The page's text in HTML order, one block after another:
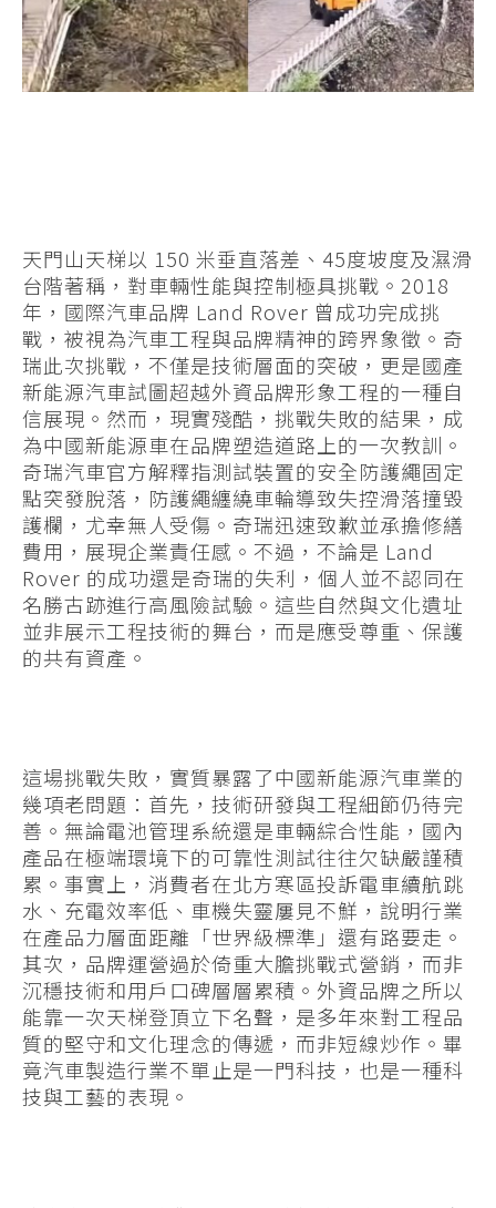
天門山天梯以 150 米垂直落差、45度坡度及濕滑
台階著稱，對車輛性能與控制極具挑戰。2018
年，國際汽車品牌 Land Rover 曾成功完成挑
戰，被視為汽車工程與品牌精神的跨界象徵。奇
瑞此次挑戰，不僅是技術層面的突破，更是國產
新能源汽車試圖超越外資品牌形象工程的一種自
信展現。然而，現實殘酷，挑戰失敗的結果，成
為中國新能源車在品牌塑造道路上的一次教訓。
奇瑞汽車官方解釋指測試裝置的安全防護繩固定
點突發脫落，防護繩纏繞車輪導致失控滑落撞毀
護欄，尤幸無人受傷。奇瑞迅速致歉並承擔修繕
費用，展現企業責任感。不過，不論是 Land
Rover 的成功還是奇瑞的失利，個人並不認同在
名勝古跡進行高風險試驗。這些自然與文化遺址
並非展示工程技術的舞台，而是應受尊重、保護
的共有資產。
這場挑戰失敗，實質暴露了中國新能源汽車業的
幾項老問題：首先，技術研發與工程細節仍待完
善。無論電池管理系統還是車輛綜合性能，國內
產品在極端環境下的可靠性測試往往欠缺嚴謹積
累。事實上，消費者在北方寒區投訴電車續航跳
水、充電效率低、車機失靈屢見不鮮，說明行業
在產品力層面距離「世界級標準」還有路要走。
其次，品牌運營過於倚重大膽挑戰式營銷，而非
沉穩技術和用戶口碑層層累積。外資品牌之所以
能靠一次天梯登頂立下名聲，是多年來對工程品
質的堅守和文化理念的傳遞，而非短線炒作。畢
竟汽車製造行業不單止是一門科技，也是一種科
技與工藝的表現。